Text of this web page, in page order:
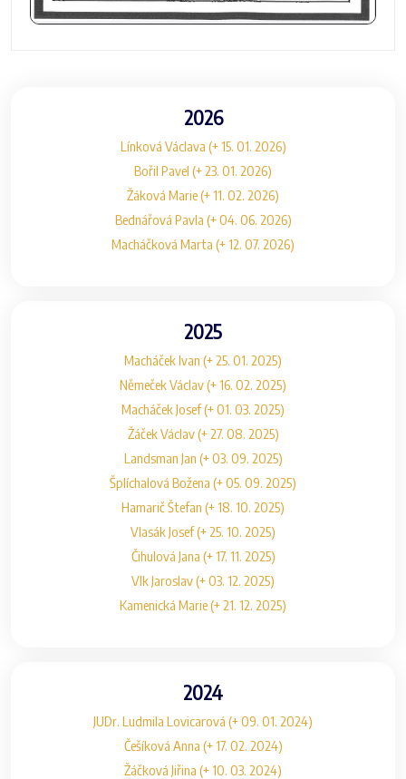
2026
Línková Václava (+ 15. 01. 2026)
Bořil Pavel (+ 23. 01. 2026)
Žáková Marie (+ 11. 02. 2026)
Bednářová Pavla (+ 04. 06. 2026)
Macháčková Marta (+ 12. 07. 2026)
2025
Macháček Ivan (+ 25. 01. 2025)
Němeček Václav (+ 16. 02. 2025)
Macháček Josef (+ 01. 03. 2025)
Žáček Václav (+ 27. 08. 2025)
Landsman Jan (+ 03. 09. 2025)
Šplíchalová Božena (+ 05. 09. 2025)
Hamarič Štefan (+ 18. 10. 2025)
Vlasák Josef (+ 25. 10. 2025)
Čihulová Jana (+ 17. 11. 2025)
Vlk Jaroslav (+ 03. 12. 2025)
Kamenická Marie (+ 21. 12. 2025)
2024
JUDr. Ludmila Lovicarová (+ 09. 01. 2024)
Češíková Anna (+ 17. 02. 2024)
Žáčková Jiřina (+ 10. 03. 2024)